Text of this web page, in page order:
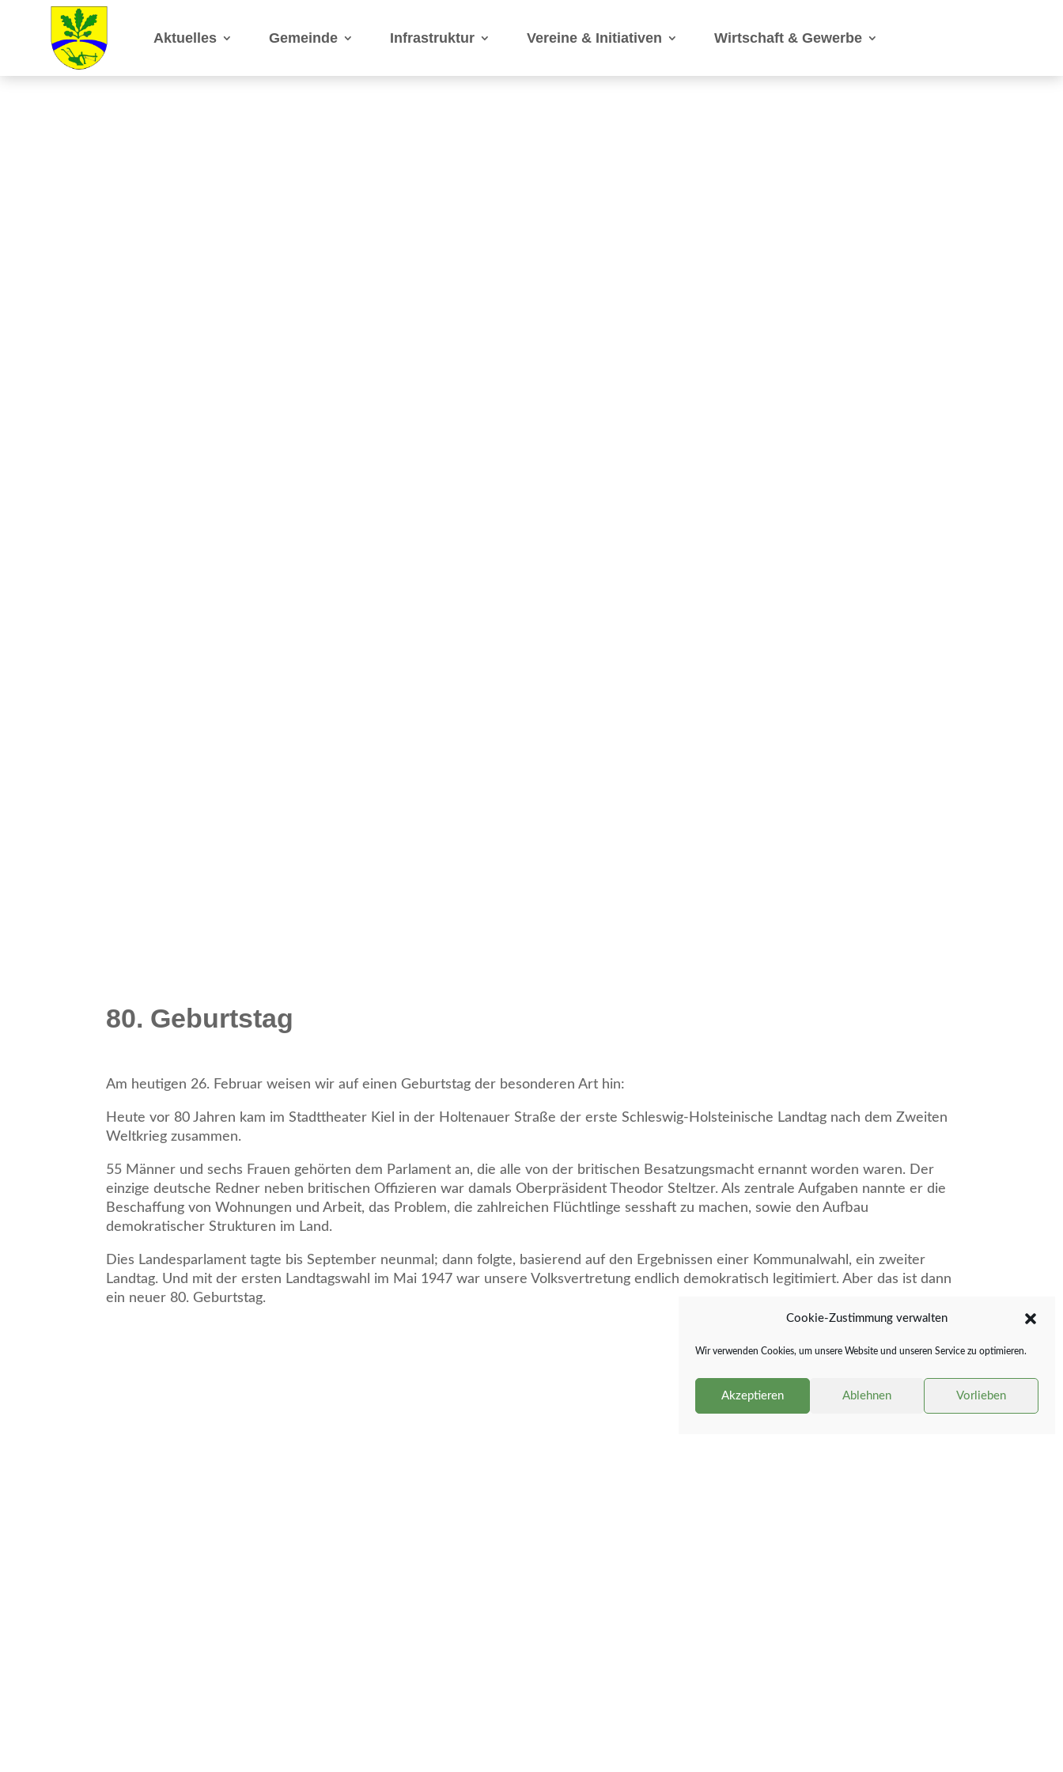
Cookie-Zustimmung verwalten
Wir verwenden Cookies, um unsere Website und unseren Service zu optimieren.
Akzeptieren Ablehnen Vorlieben
Aktuelles Gemeinde Infrastruktur Vereine & Initiativen Wirtschaft & Gewerbe
80. Geburtstag
Am heutigen 26. Februar weisen wir auf einen Geburtstag der besonderen Art hin:
Heute vor 80 Jahren kam im Stadttheater Kiel in der Holtenauer Straße der erste Schleswig-Holsteinische Landtag nach dem Zweiten
Weltkrieg zusammen.
55 Männer und sechs Frauen gehörten dem Parlament an, die alle von der britischen Besatzungsmacht ernannt worden waren. Der
einzige deutsche Redner neben britischen Offizieren war damals Oberpräsident Theodor Steltzer. Als zentrale Aufgaben nannte er die
Beschaffung von Wohnungen und Arbeit, das Problem, die zahlreichen Flüchtlinge sesshaft zu machen, sowie den Aufbau
demokratischer Strukturen im Land.
Dies Landesparlament tagte bis September neunmal; dann folgte, basierend auf den Ergebnissen einer Kommunalwahl, ein zweiter
Landtag. Und mit der ersten Landtagswahl im Mai 1947 war unsere Volksvertretung endlich demokratisch legitimiert. Aber das ist dann
ein neuer 80. Geburtstag.